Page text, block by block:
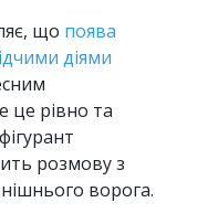
що поява
діями
це рівно та
розмову з
ворога.